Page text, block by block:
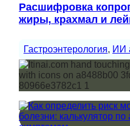
Расшифровка
жиры, крахмал и
Гастроэнтерология, ИИ